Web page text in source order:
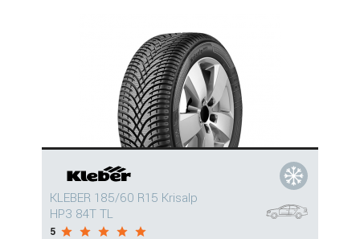
KLEBER 185/60 R15 Krisalp
HP3 84T TL
5